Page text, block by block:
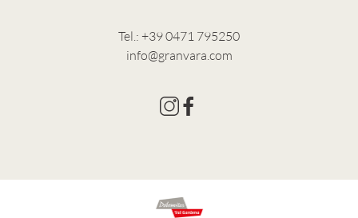
Tel.: +39 0471 795250
info@granvara.com